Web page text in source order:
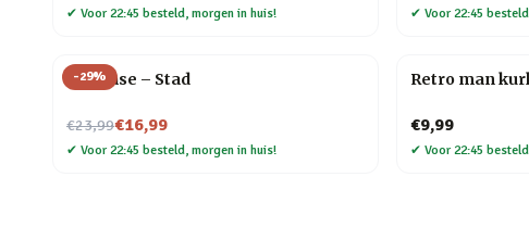
✔ Voor 22:45 besteld, morgen in huis! ✔ Voor 22:45
-29%
Flip Vase – Stad
€23,99
Nu voor€16,99
✔ Voor 22:45 besteld, morgen in huis!
Retro man
€9,99
✔ Voor 22:45